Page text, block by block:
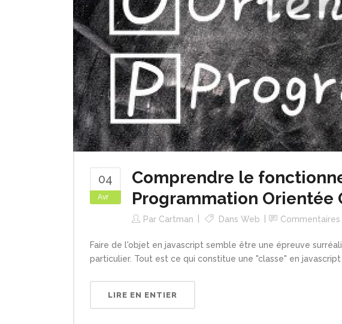
04
Avr
Comprendre le
Programmation Orientée
Par Cartman Dans Web Commentaires
Faire de l'objet en javascript semble être une épreuve
particulier. Tout est ce qui constitue une "classe" en javascript
LIRE EN ENTIER